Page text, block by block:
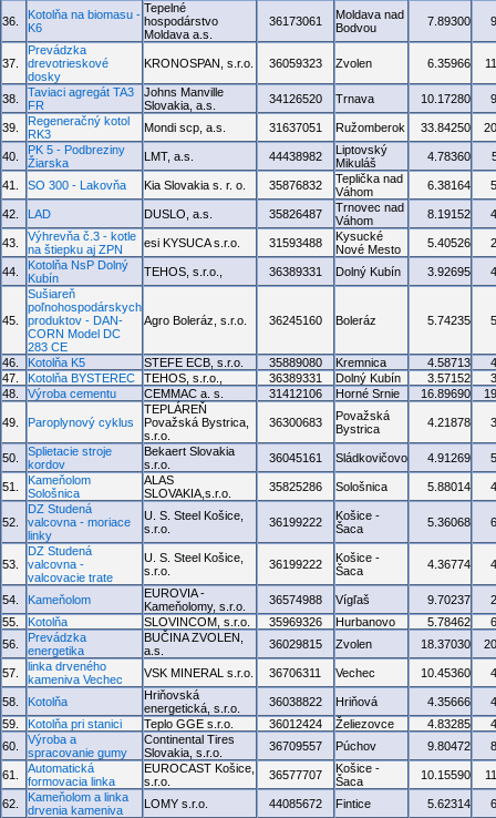
36.
Kotolňa na biomasu -
K6
Tepelné
hospodárstvo
Moldava a.s.
36173061
Moldava nad
Bodvou
7.89300
37.
Prevádzka
drevotrieskové
dosky
KRONOSPAN, s.r.o. 36059323 Zvolen 6.35966
38.
Taviaci agregát TA3
FR
Johns Manville
Slovakia, a.s.
34126520 Trnava 10.17280
39.
Regeneračný kotol
RK3
Mondi scp, a.s. 31637051 Ružomberok 33.84250
40.
PK 5 - Podbreziny
Žiarska
LMT, a.s. 44438982
Liptovský
Mikuláš
4.78360
41. SO 300 - Lakovňa Kia Slovakia s. r. o. 35876832
Teplička nad
Váhom
6.38164
42. LAD DUSLO, a.s. 35826487
Trnovec nad
Váhom
8.19152
43.
Výhrevňa č.3 - kotle
na štiepku aj ZPN
esi KYSUCA s.r.o. 31593488
Kysucké
Nové Mesto
5.40526
44.
Kotolňa NsP Dolný
Kubín
TEHOS, s.r.o., 36389331 Dolný Kubín 3.92695
45.
Sušiareň
poľnohospodárskych
produktov - DAN-
CORN Model DC
283 CE
Agro Boleráz, s.r.o. 36245160 Boleráz 5.74235
46. Kotolňa K5 STEFE ECB, s.r.o. 35889080 Kremnica 4.58713
47.
Kotolňa BYSTEREC TEHOS, s.r.o., 36389331 Dolný Kubín 3.57152
48.
Výroba cementu CEMMAC a. s. 31412106 Horné Srnie 16.89690
49. Paroplynový cyklus
TEPLÁREŇ
Považská Bystrica,
s.r.o.
36300683
Považská
Bystrica
4.21878
50.
Splietacie stroje
kordov
Bekaert Slovakia
s.r.o.
36045161 Sládkovičovo 4.91269
51.
Kameňolom
Sološnica
ALAS
SLOVAKIA,s.r.o.
35825286 Sološnica 5.88014
52.
DZ Studená
valcovna - moriace
linky
U. S. Steel Košice,
s.r.o.
36199222
Košice -
Šaca
5.36068
53.
DZ Studená
valcovna -
valcovacie trate
U. S. Steel Košice,
s.r.o.
36199222
Košice -
Šaca
4.36774
54. Kameňolom
EUROVIA -
Kameňolomy, s.r.o.
36574988 Vígľaš 9.70237
55.
Kotolňa SLOVINCOM, s.r.o. 35969326 Hurbanovo 5.78462
56.
Prevádzka
energetika
BUČINA ZVOLEN,
a.s.
36029815 Zvolen 18.37030
57.
linka drveného
kameniva Vechec
VSK MINERAL s.r.o. 36706311 Vechec 10.45360
58. Kotolňa
Hriňovská
energetická, s.r.o.
36038822 Hriňová 4.35666
59.
Kotolňa pri stanici Teplo GGE s.r.o. 36012424 Želiezovce 4.83285
60.
Výroba a
spracovanie gumy
Continental Tires
Slovakia, s.r.o.
36709557 Púchov 9.80472
61.
Automatická
formovacia linka
EUROCAST Košice,
s.r.o.
36577707
Košice -
Šaca
10.15590
62.
Kameňolom a linka
drvenia kameniva
LOMY s.r.o. 44085672 Fintice 5.62314